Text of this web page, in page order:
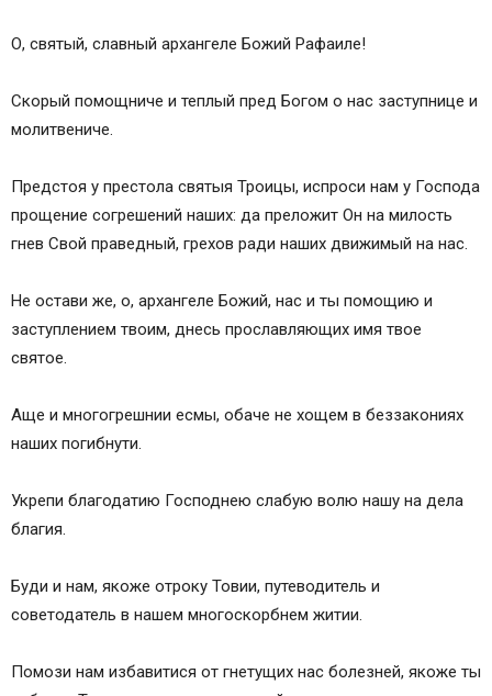
О, святый, славный архангеле Божий Рафаиле!
Скорый помощниче и теплый пред Богом о нас заступнице и
молитвениче.
Предстоя у престола святыя Троицы, испроси нам у Господа
прощение согрешений наших: да преложит Он на милость
гнев Свой праведный, грехов ради наших движимый на нас.
Не остави же, о, архангеле Божий, нас и ты помощию и
заступлением твоим, днесь прославляющих имя твое
святое.
Аще и многогрешнии есмы, обаче не хощем в беззакониях
наших погибнути.
Укрепи благодатию Господнею слабую волю нашу на дела
благия.
Буди и нам, якоже отроку Товии, путеводитель и
советодатель в нашем многоскорбнем житии.
Помози нам избавитися от гнетущих нас болезней, якоже ты